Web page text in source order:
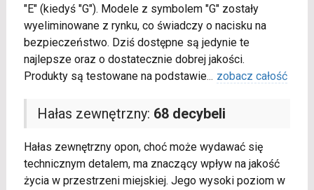
"E" (kiedyś "G"). Modele z symbolem "G" zostały
wyeliminowane z rynku, co świadczy o nacisku na
bezpieczeństwo. Dziś dostępne są jedynie te
najlepsze oraz o dostatecznie dobrej jakości.
Produkty są testowane na podstawie... zobacz całość
Hałas zewnętrzny: 68 decybeli
Hałas zewnętrzny opon, choć może wydawać się
technicznym detalem, ma znaczący wpływ na jakość
życia w przestrzeni miejskiej. Jego wysoki poziom w